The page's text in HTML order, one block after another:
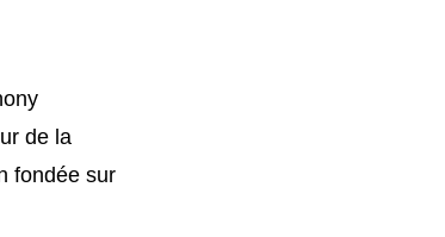
de la
fondée sur